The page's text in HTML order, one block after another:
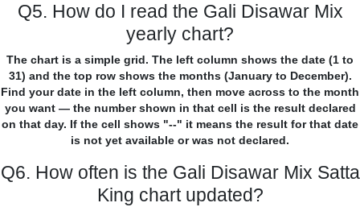
Q5. How do I read the Gali Disawar Mix
yearly chart?
The chart is a simple grid. The left column shows the date (1 to
31) and the top row shows the months (January to December).
Find your date in the left column, then move across to the month
you want — the number shown in that cell is the result declared
on that day. If the cell shows "--" it means the result for that date
is not yet available or was not declared.
Q6. How often is the Gali Disawar Mix Satta
King chart updated?